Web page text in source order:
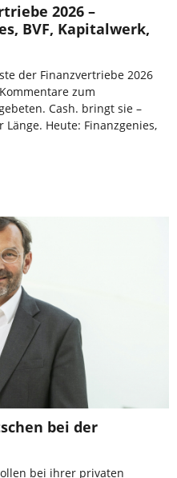
2026 –
BVF, Kapitalwerk,
der Finanzvertriebe 2026
zum
Cash. bringt sie –
Heute: Finanzgenies,
bei der
bei ihrer privaten